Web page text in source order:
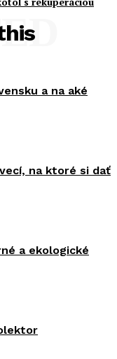
a na aké
na ktoré si dať
a ekologické